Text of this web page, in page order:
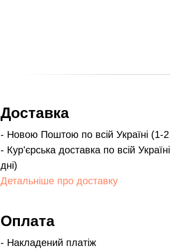
Доставка
- Новою Поштою по всій Україні (1-2
- Кур'єрська доставка по всій
дні)
Детальніше про доставку
Оплата
- Накладений платіж